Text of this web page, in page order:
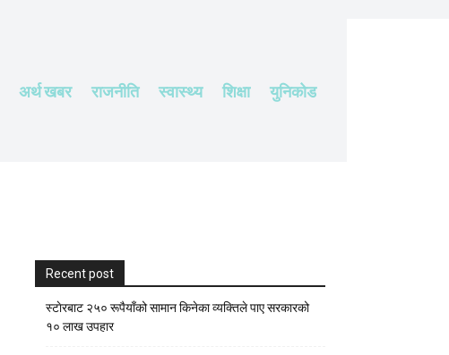
अर्थ खबर राजनीति स्वास्थ्य शिक्षा युनिकोड
Recent post
स्टाेरबाट २५० रूपैयाँको सामान किनेका व्यक्तिले पाए सरकारको
१० लाख उपहार